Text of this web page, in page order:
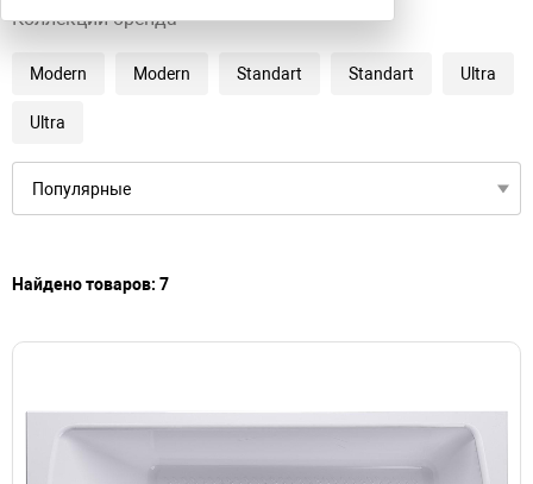
Коллекции бренда
Modern Modern Standart Standart Ultra
Ultra
Найдено товаров: 7